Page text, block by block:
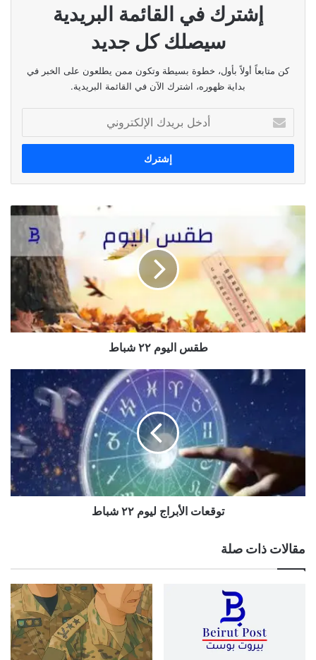
إشترك في القائمة البريدية
سيصلك كل جديد
كن متابعاً أولاً بأول، خطوة بسيطة وتكون ممن يطلعون على الخبر في
بداية ظهوره، اشترك الآن في القائمة البريدية.
بريدك
الإلكتروني
طقس
شباط
طقس اليوم ٢٢ شباط
توقعات
الأبراج
توقعات الأبراج ليوم ٢٢ شباط
مقالات ذات صلة